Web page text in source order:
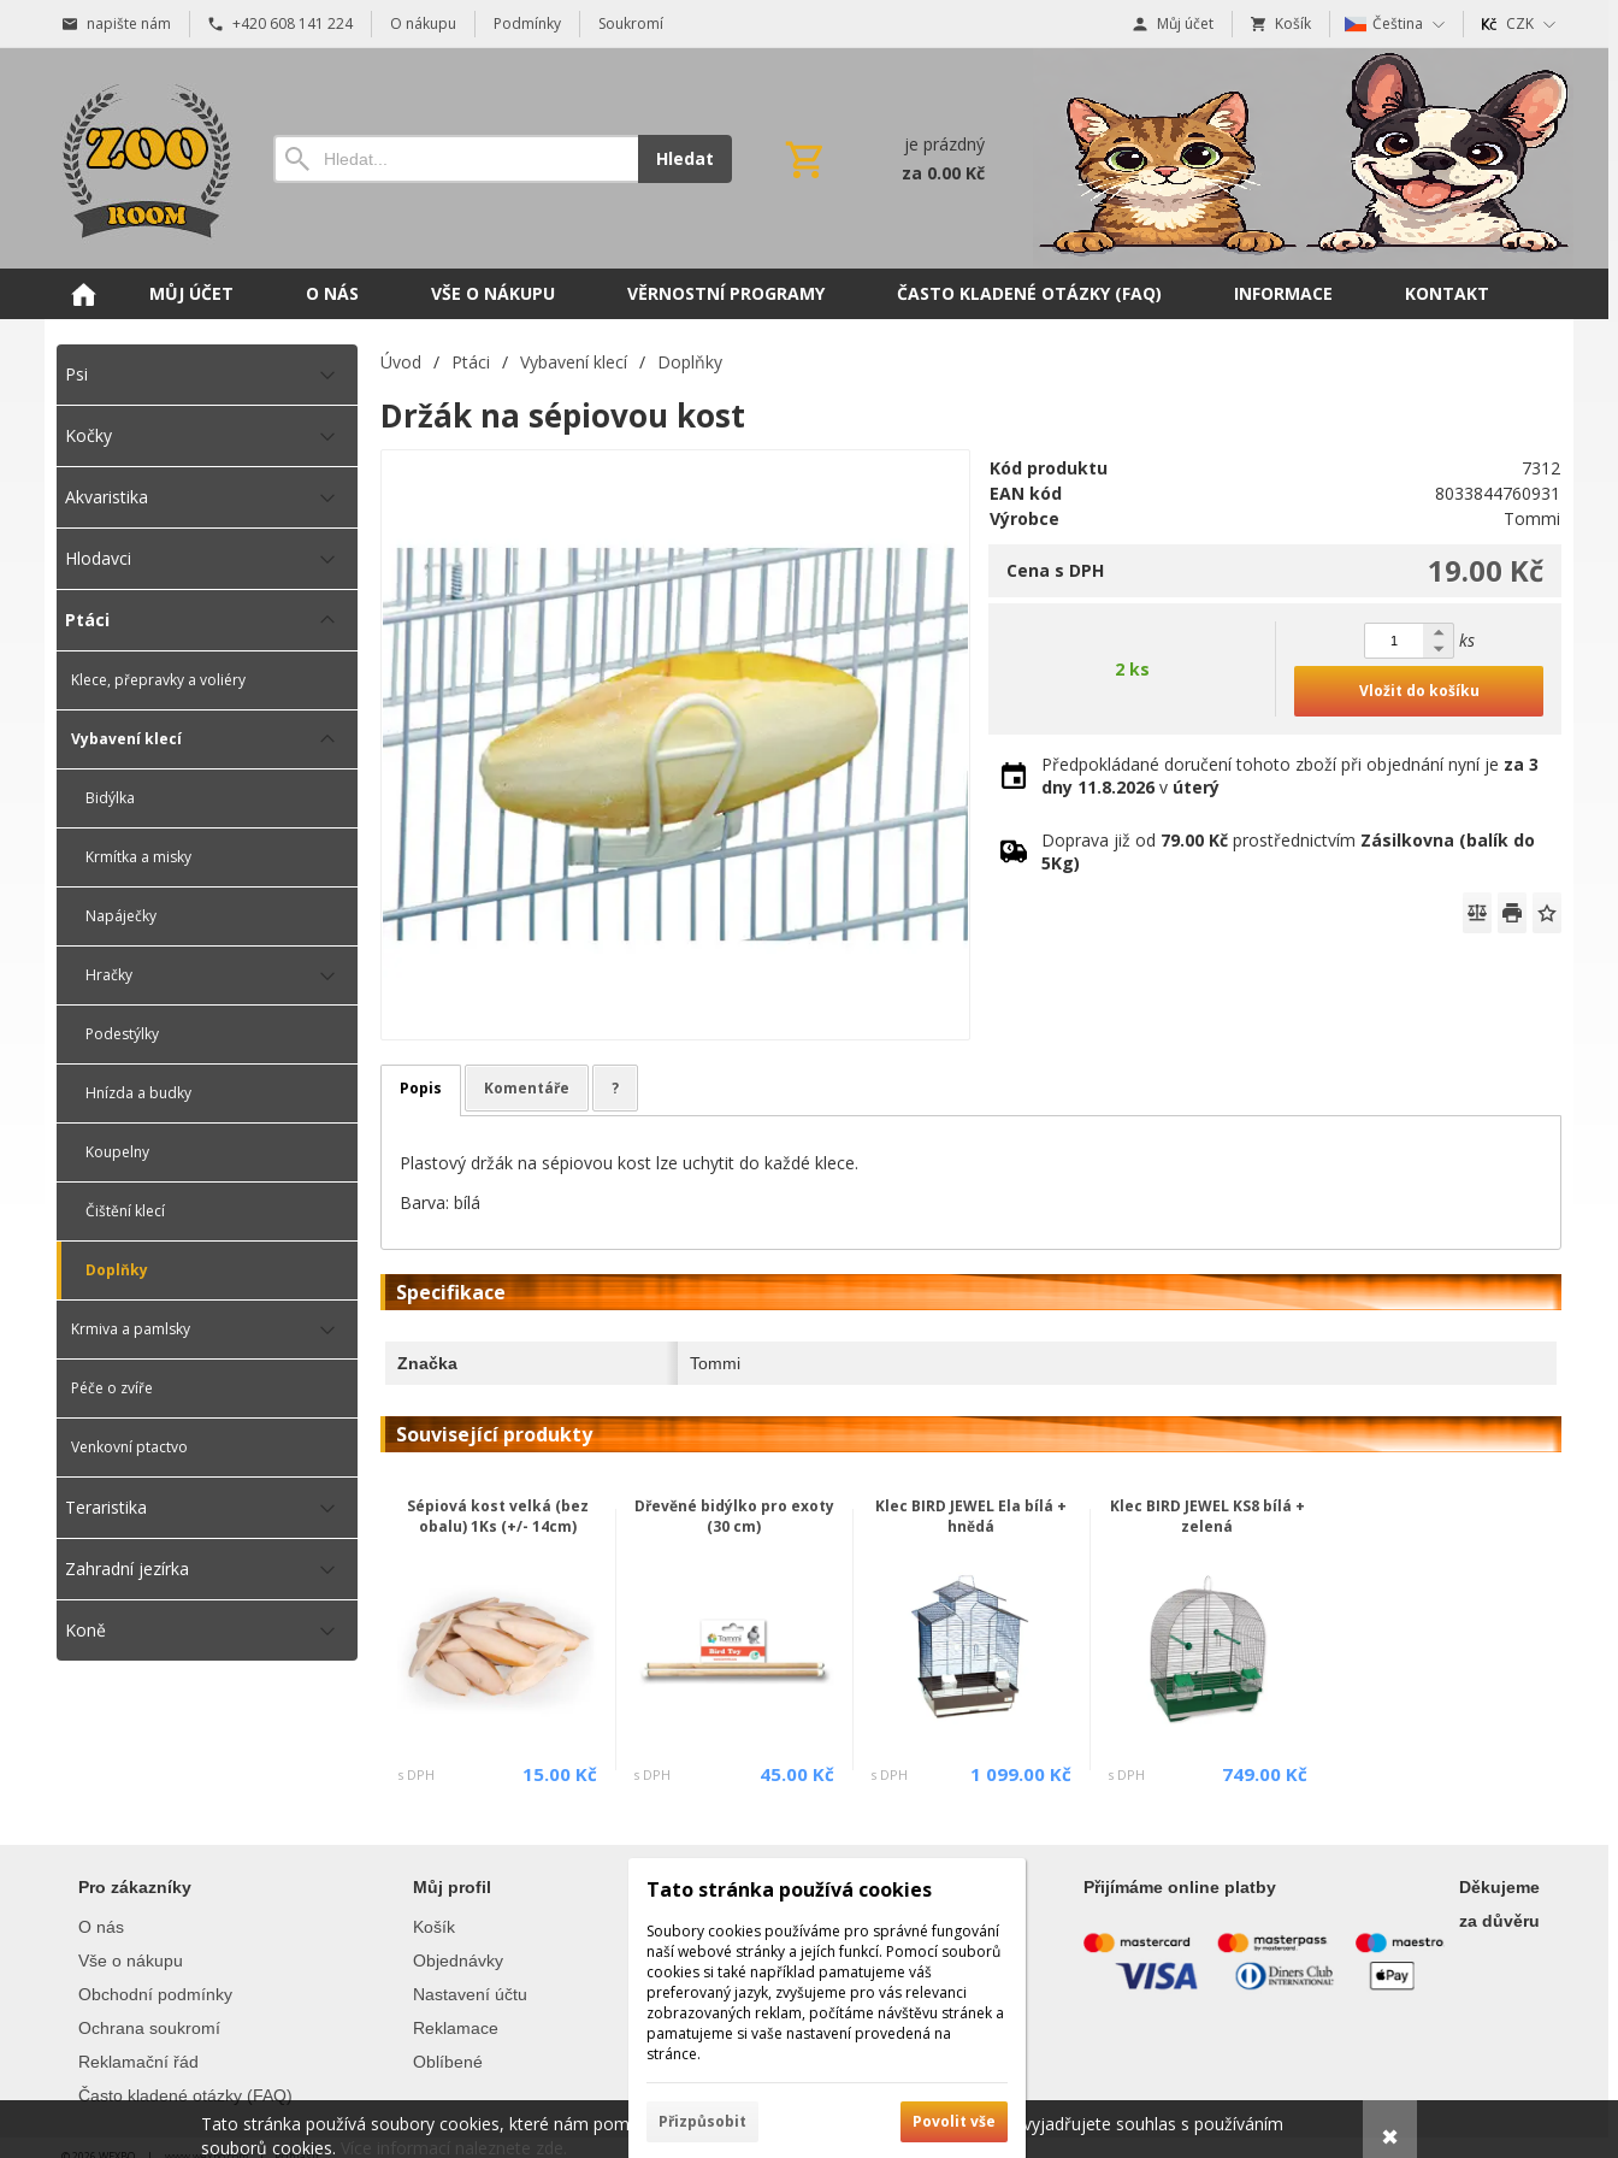
napište nám +420 608 141 224 O nákupu Podmínky Soukromí Můj účet Košík Čeština CZK
Hledat
je prázdný
za 0.00 Kč
MŮJ ÚČET O NÁS VŠE O NÁKUPU VĚRNOSTNÍ PROGRAMY ČASTO KLADENÉ OTÁZKY (FAQ) INFORMACE KONTAKT
Psi
Kočky
Akvaristika
Hlodavci
Ptáci
Klece, přepravky a voliéry
Vybavení klecí
Bidýlka
Krmítka a misky
Napáječky
Hračky
Podestýlky
Hnízda a budky
Koupelny
Čištění klecí
Doplňky
Krmiva a pamlsky
Péče o zvíře
Venkovní ptactvo
Teraristika
Zahradní jezírka
Koně
Úvod / Ptáci / Vybavení klecí / Doplňky
Držák na sépiovou kost
Kód produktu
7312
EAN kód
8033844760931
Výrobce
Tommi
19.00 Kč
Cena s DPH
2 ks
ks
Vložit do košíku
Předpokládané doručení tohoto zboží při objednání nyní je za 3
dny 11.8.2026 v úterý
Doprava již od 79.00 Kč prostřednictvím Zásilkovna (balík do
5Kg)
Popis Komentáře ?
Plastový držák na sépiovou kost lze uchytit do každé klece.
Barva: bílá
Specifikace
Značka Tommi
Související produkty
Sépiová kost velká (bez
obalu) 1Ks (+/- 14cm)
s DPH 15.00 Kč
Dřevěné bidýlko pro exoty
(30 cm)
s DPH 45.00 Kč
Klec BIRD JEWEL Ela bílá +
hnědá
s DPH 1 099.00 Kč
Klec BIRD JEWEL KS8 bílá +
zelená
s DPH 749.00 Kč
Pro zákazníky
O nás
Vše o nákupu
Obchodní podmínky
Ochrana soukromí
Reklamační řád
Často kladené otázky (FAQ)
Můj profil
Košík
Objednávky
Nastavení účtu
Reklamace
Oblíbené
Kontakty
Kontaktujte nás
Tel.: +420 608 141 224
Po - Pá: 9:00 - 16:00
Facebook
Přijímáme online platby
Děkujeme
za důvěru
Tato stránka používá soubory cookies, které nám pomáhají poskytovat služby. Používáním našich služeb vyjadřujete souhlas s používáním
souborů cookies.
Více informací naleznete zde. ✖
Tato stránka používá cookies
Soubory cookies používáme pro správné fungování
naší webové stránky a jejích funkcí. Pomocí souborů
cookies si také například pamatujeme váš
preferovaný jazyk, zvyšujeme pro vás relevanci
zobrazovaných reklam, počítáme návštěvu stránek a
pamatujeme si vaše nastavení provedená na
stránce.
Přizpůsobit Povolit vše